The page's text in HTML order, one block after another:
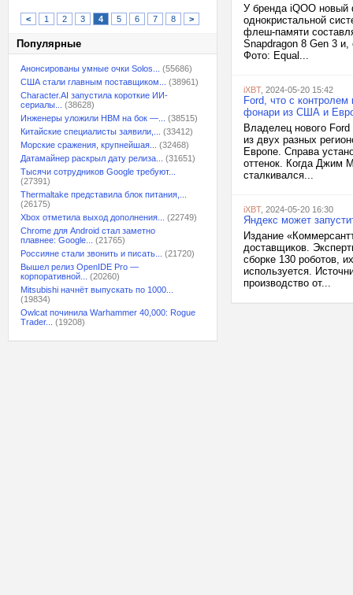
< 1 2 3 4 5 6 7 8 >
Популярные
Анонсированы умные очки Solos...
(55686)
США стали главным поставщиком...
(38961)
Character.AI запустила короткие ИИ-
сериалы...
(38628)
Инженеры уложили HBM на бок —...
(38515)
Китайские специалисты заявили,...
(33412)
Морские сражения, крупнейшая...
(32468)
Датамайнер раскрыл дату релиза...
(31651)
Тысячи сотрудников Google требуют...
(27391)
Thermaltake представила блок питания,...
(26175)
Xbox отметила выход дополнения...
(22749)
Chrome для Android стал заметно
плавнее: Google...
(21765)
Россияне стали звонить и писать...
(21720)
Вышел релиз OpenIDE Pro —
корпоративной...
(20260)
Mitsubishi начнёт выпускать по 1000...
(19834)
Owlcat починила Warhammer 40,000: Rogue
Trader...
(19208)
У бренда iQOO
однокристальной
флеш-памяти
Snapdragon 8 Gen 3
Фото: Equal...
iXBT, 2024-05-20 15:42
Ford, что с
фонари из США и
Владелец нового
из двух разных
Европе. Справа
оттенок. Когда Джим
сталкивался...
iXBT, 2024-05-20 16:30
Яндекс может
Издание
доставщиков.
сборке 130 роботов,
используется.
производство от...